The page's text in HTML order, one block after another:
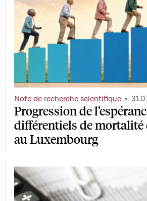
Progression de
différentiels de mortalité
au Luxembourg
Note de recherche scientifique